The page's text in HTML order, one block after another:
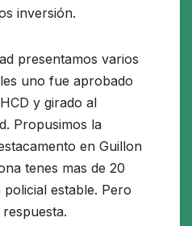
inversión.
presentamos varios
uno fue aprobado
y girado al
Propusimos la
en Guillon
tenes mas de 20
estable. Pero